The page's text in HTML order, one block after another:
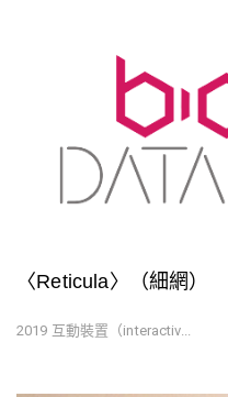
〈Reticula〉（細網）
2019 互動裝置（interactiv...